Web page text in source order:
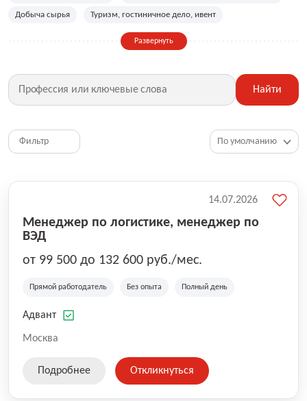
Добыча сырья Туризм, гостиничное дело, ивент
Дизайн, искусство, ивент
Фитнес, красота, спорт Страхование
Медицина, фармацевтика Маркетинг, PR, реклама
HR, управление персоналом
Топ менеджмент, руководители
Развернуть
Найти
Фильтр
Менеджер по логистике, менеджер по
ВЭД
от 99 500 до 132 600 руб./мес.
Прямой работодатель Без опыта Полный день
Адвант
Москва
14.07.2026
Подробнее Откликнуться